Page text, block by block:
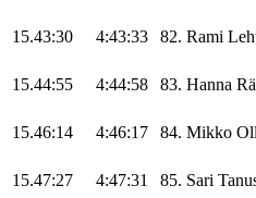
15.43:30 4:43:33 82. Rami
15.44:55 4:44:58 83. Hanna
15.46:14 4:46:17 84. Mikko
15.47:27 4:47:31 85. Sari